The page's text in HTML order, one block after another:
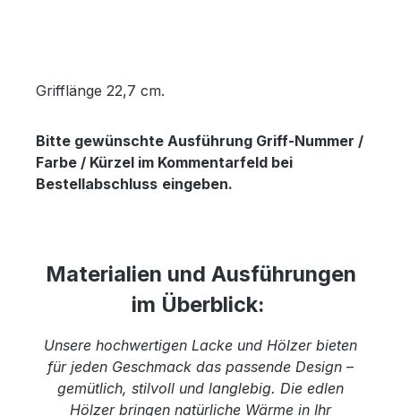
Grifflänge 22,7 cm.
Bitte gewünschte Ausführung Griff-Nummer /
Farbe / Kürzel im Kommentarfeld bei
Bestellabschluss eingeben.
Materialien und Ausführungen
im Überblick:
Unsere hochwertigen Lacke und Hölzer bieten
für jeden Geschmack das passende Design –
gemütlich, stilvoll und langlebig. Die edlen
Hölzer bringen natürliche Wärme in Ihr